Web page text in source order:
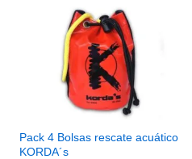
Pack 4 Bolsas rescate acuático
KORDA´s